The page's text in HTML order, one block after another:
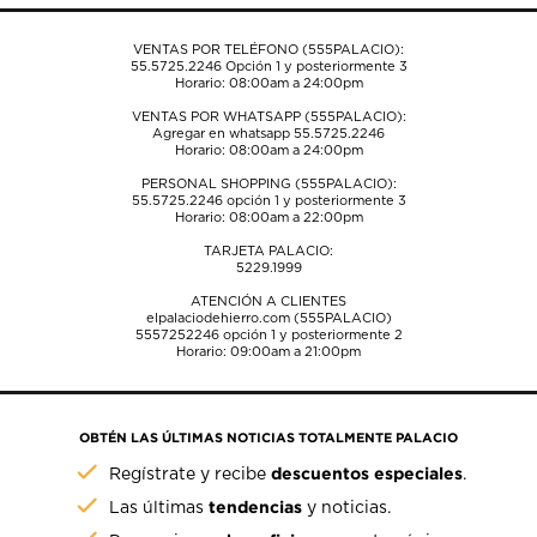
formulario
formulario
formulario
envío.
formulario
envío.
formulario
envío.
VENTAS POR TELÉFONO (555PALACIO):
55.5725.2246Opción 1 y posteriormente 3
Horario: 08:00am a 24:00pm
VENTAS POR WHATSAPP (555PALACIO):
Agregar en whatsapp 55.5725.2246
Horario: 08:00am a 24:00pm
PERSONAL SHOPPING (555PALACIO):
55.5725.2246opción 1 y posteriormente 3
Horario: 08:00am a 22:00pm
TARJETA PALACIO:
5229.1999
ATENCIÓN A CLIENTES
elpalaciodehierro.com (555PALACIO)
5557252246opción 1 y posteriormente 2
Horario: 09:00am a 21:00pm
OBTÉN LAS ÚLTIMAS NOTICIAS TOTALMENTE PALACIO
Regístrate y recibedescuentos especiales.
Las últimastendencias y noticias.